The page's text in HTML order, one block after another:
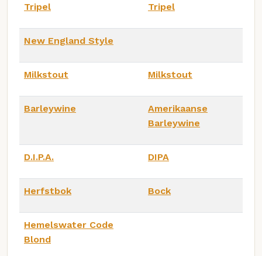
Tripel Tripel
New England Style
Milkstout Milkstout
Barleywine
Amerikaanse
Barleywine
D.I.P.A. DIPA
Herfstbok Bock
Hemelswater Code
Blond